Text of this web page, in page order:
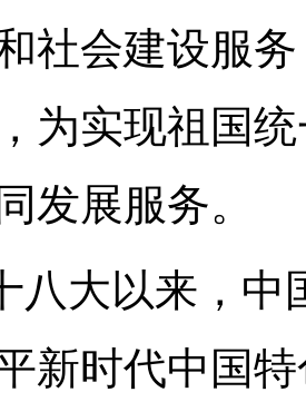
社会建设服
为实现祖国
发展服务。
八大以来，中
新时代中国